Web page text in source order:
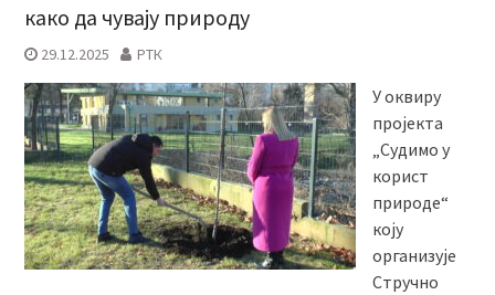
како да чувају природу
29.12.2025 РТК
У оквиру
пројекта
„Судимо у
корист
природе“
коју
организује
Стручно